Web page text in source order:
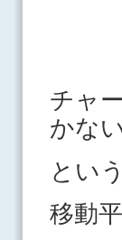
チャ
かな
とい
移動